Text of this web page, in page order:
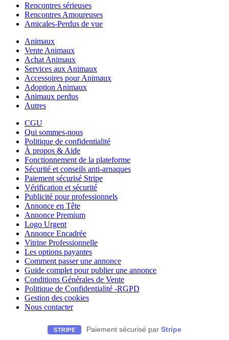
Rencontres sérieuses
Rencontres Amoureuses
Amicales-Perdus de vue
Animaux
Vente Animaux
Achat Animaux
Services aux Animaux
Accessoires pour Animaux
Adoption Animaux
Animaux perdus
Autres
CGU
Qui sommes-nous
Politique de confidentialité
À propos & Aide
Fonctionnement de la plateforme
Sécurité et conseils anti-arnaques
Paiement sécurisé Stripe
Vérification et sécurité
Publicité pour professionnels
Annonce en Tête
Annonce Premium
Logo Urgent
Annonce Encadrée
Vitrine Professionnelle
Les options payantes
Comment passer une annonce
Guide complet pour publier une annonce
Conditions Générales de Vente
Politique de Confidentialité -RGPD
Gestion des cookies
Nous contacter
STRIPE Paiement sécurisé par Stripe